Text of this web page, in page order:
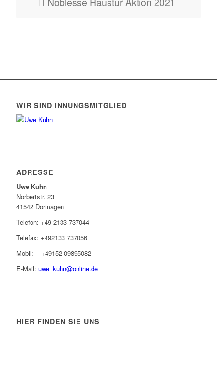
WIR SIND INNUNGSMITGLIED
ADRESSE
Uwe Kuhn
Norbertstr. 23
41542 Dormagen
Telefon: +49 2133 737044
Telefax: +492133 737056
Mobil: +49152-09895082
E-Mail: uwe_kuhn@online.de
HIER FINDEN SIE UNS